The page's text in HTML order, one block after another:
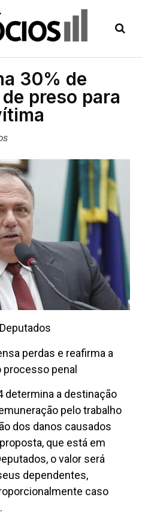
30% de
preso para
perdas e reafirma a
processo penal
determina a destinação
pelo trabalho
dos danos causados
que está em
o valor será
dependentes,
caso